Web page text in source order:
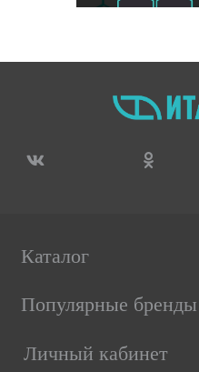
Каталог
Популярные бренды
Личный кабинет